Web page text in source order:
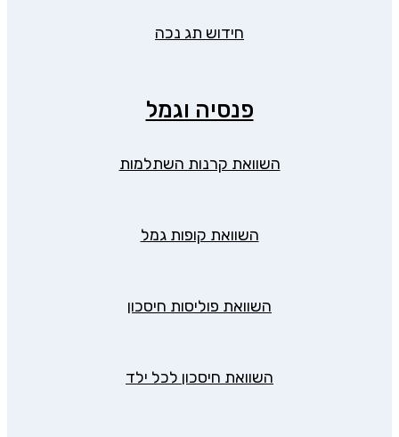
חידוש תג נכה
פנסיה וגמל
השוואת קרנות השתלמות
השוואת קופות גמל
השוואת פוליסות חיסכון
השוואת חיסכון לכל ילד